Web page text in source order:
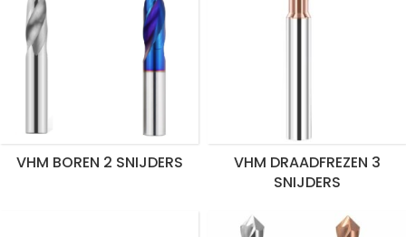
VHM BOREN 2 SNIJDERS
VHM DRAADFREZEN 3
SNIJDERS